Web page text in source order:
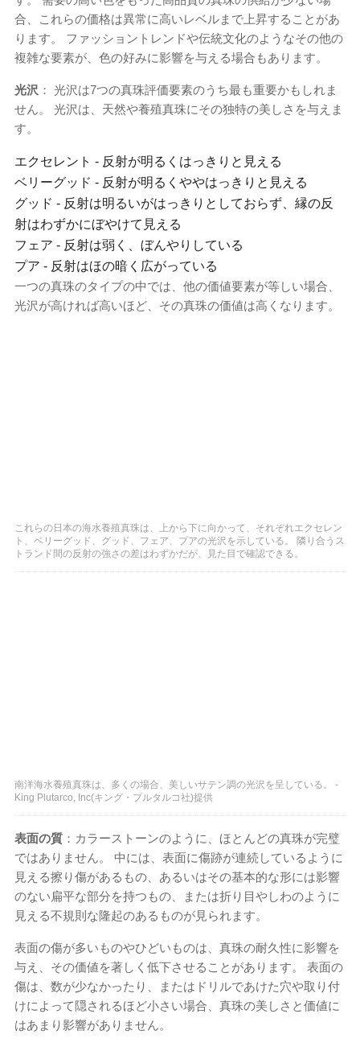
合、これらの価格は異常に高いレベルまで上昇することがあ
ります。 ファッショントレンドや伝統文化のようなその他の
複雑な要素が、色の好みに影響を与える場合もあります。
光沢 ： 光沢は7つの真珠評価要素のうち最も重要かもしれま
せん。 光沢は、天然や養殖真珠にその独特の美しさを与えま
す。
エクセレント - 反射が明るくはっきりと見える
ベリーグッド - 反射が明るくややはっきりと見える
グッド - 反射は明るいがはっきりとしておらず、縁の反
射はわずかにぼやけて見える
フェア - 反射は弱く、ぼんやりしている
プア - 反射はほの暗く広がっている
一つの真珠のタイプの中では、他の価値要素が等しい場合、
光沢が高ければ高いほど、その真珠の価値は高くなります。
これらの日本の海水養殖真珠は、上から下に向かって、それぞれエクセレン
ト、ベリーグッド、グッド、フェア、プアの光沢を示している。 隣り合うス
トランド間の反射の強さの差はわずかだが、見た目で確認できる。
南洋海水養殖真珠は、多くの場合、美しいサテン調の光沢を呈している。 -
King Plutarco, Inc(キング・プルタルコ社)提供
表面の質 ：カラーストーンのように、ほとんどの真珠が完璧
ではありません。 中には、表面に傷跡が連続しているように
見える擦り傷があるもの、あるいはその基本的な形には影響
のない扁平な部分を持つもの、または折り目やしわのように
見える不規則な隆起のあるものが見られます。
表面の傷が多いものやひどいものは、真珠の耐久性に影響を
与え、その価値を著しく低下させることがあります。 表面の
傷は、数が少なかったり、またはドリルであけた穴や取り付
けによって隠されるほど小さい場合、真珠の美しさと価値に
はあまり影響がありません。